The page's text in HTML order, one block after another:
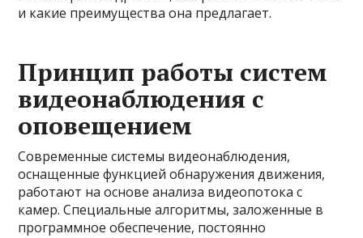
и какие преимущества она предлагает.
Принцип работы систем
видеонаблюдения с
оповещением
Современные системы видеонаблюдения,
оснащенные функцией обнаружения движения,
работают на основе анализа видеопотока с
камер. Специальные алгоритмы, заложенные в
программное обеспечение, постоянно